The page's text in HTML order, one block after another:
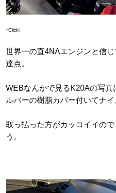
↑Click!
世界一の直4NAエンジンと信
達点。
WEBなんかで見るK20Aの写
ルバーの樹脂カバー付いてナイ
取っ払った方がカッコイイの
う。